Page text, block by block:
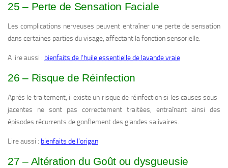
25 – Perte de Sensation Faciale
Les complications nerveuses peuvent entraîner une perte de sensation
dans certaines parties du visage, affectant la fonction sensorielle.
A lire aussi : bienfaits de l’huile essentielle de lavande vraie
26 – Risque de Réinfection
Après le traitement, il existe un risque de réinfection si les causes sous-
jacentes ne sont pas correctement traitées, entraînant ainsi des
épisodes récurrents de gonflement des glandes salivaires.
Lire aussi : bienfaits de l’origan
27 – Altération du Goût ou dysgueusie